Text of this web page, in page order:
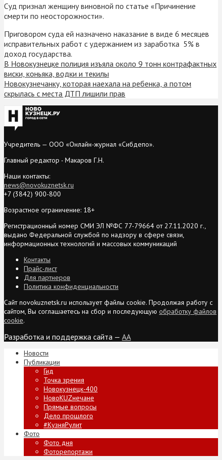
Суд признал женщину виновной по статье «Причинение
смерти по неосторожности».
Приговором суда ей назначено наказание в виде 6 месяцев
исправительных работ с удержанием из заработка 5% в
доход государства.
В Новокузнецке полиция изъяла около 9 тонн контрафактных
виски, коньяка, водки и текилы
Новокузнечанку, которая наехала на ребенка, а потом
скрылась с места ДТП лишили прав
Учредитель — ООО «Онлайн-журнал «Сибдепо».
Главный редактор - Макаров Г.Н.
Наши контакты:
news@novokuznetsk.ru
+7 (3842) 900-800
Возрастное ограничение: 18+
Регистрационный номер СМИ ЭЛ №ФС 77-79664 от 27.11.2020 г.,
выдано Федеральной службой по надзору в сфере связи,
информационных технологий и массовых коммуникаций
Контакты
Прайс-лист
Для партнеров
Политика конфиденциальности
Сайт novokuznetsk.ru использует файлы cookie. Продолжая работу с
сайтом, Вы соглашаетесь на сбор и последующую обработку файлов
cookie.
Разработка и поддержка сайта — AA
Новости
Публикации
Гид
Точка зрения
Новокузнецк-400
НовоKUZнечане
Прямые вопросы
Дело прошлого
#КузняРулит
Фото
Фото дня
Фоторепортажи